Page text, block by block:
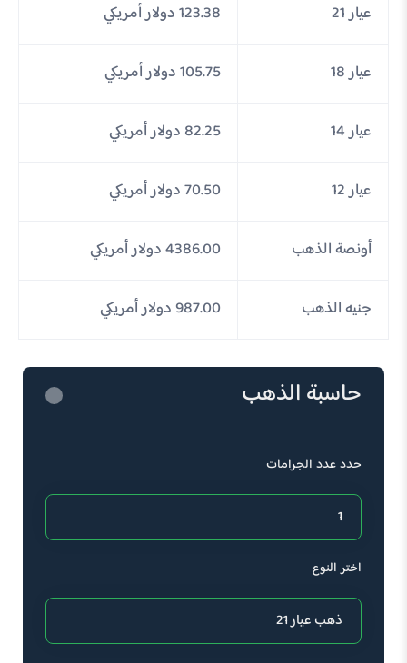
عيار 21 123.38 دولار أمريكي
عيار 18 105.75 دولار أمريكي
عيار 14 82.25 دولار أمريكي
عيار 12 70.50 دولار أمريكي
أونصة الذهب 4386.00 دولار أمريكي
جنيه الذهب 987.00 دولار أمريكي
حاسبة الذهب
حدد عدد الجرامات
اختر النوع